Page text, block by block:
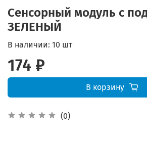
Сенсорный модуль с
ЗЕЛЕНЫЙ
(0)
В наличии: 10 шт
174 ₽
В корзину